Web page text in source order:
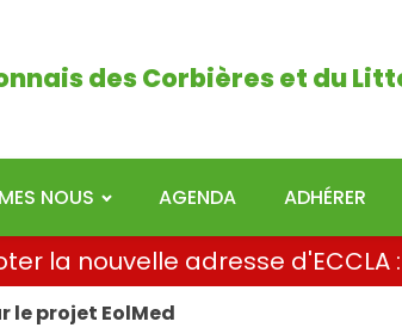
des Corbières et du
NOUS AGENDA ADHÉRER
la nouvelle adresse
le projet EolMed